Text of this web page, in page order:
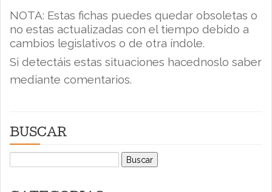
NOTA: Estas fichas puedes quedar obsoletas o
no estas actualizadas con el tiempo debido a
cambios legislativos o de otra índole.
Si detectáis estas situaciones hacednoslo saber
mediante comentarios.
BUSCAR